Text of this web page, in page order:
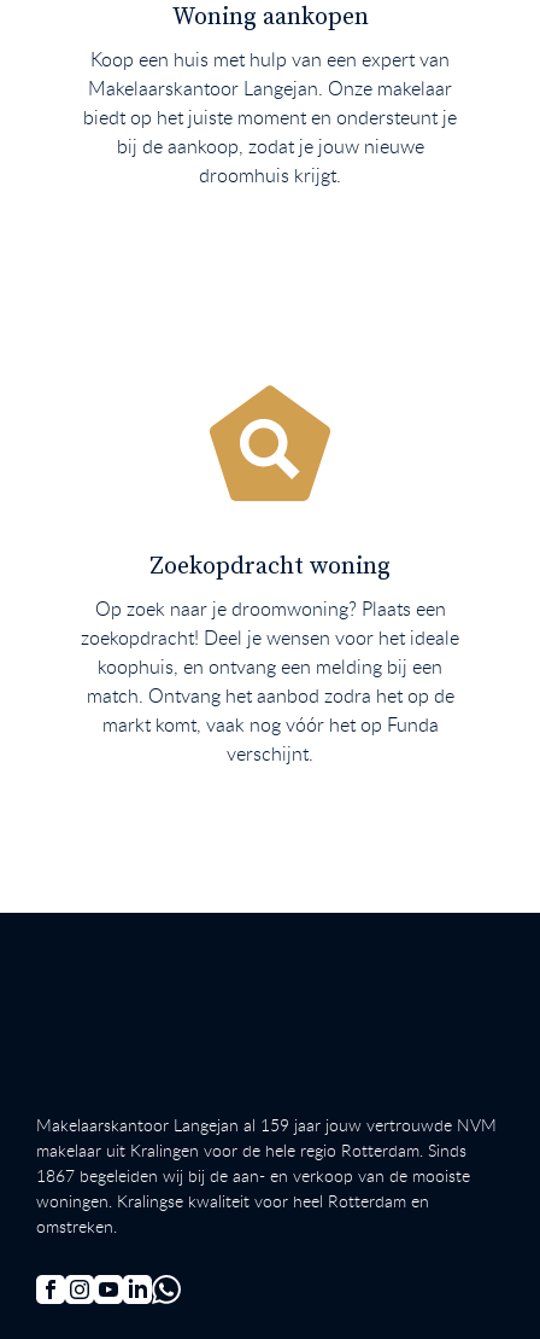
Woning aankopen
Koop een huis met hulp van een expert van
Makelaarskantoor Langejan. Onze makelaar
biedt op het juiste moment en ondersteunt je
bij de aankoop, zodat je jouw nieuwe
droomhuis krijgt.
Zoekopdracht woning
Op zoek naar je droomwoning? Plaats een
zoekopdracht! Deel je wensen voor het ideale
koophuis, en ontvang een melding bij een
match. Ontvang het aanbod zodra het op de
markt komt, vaak nog vóór het op Funda
verschijnt.
Makelaarskantoor Langejan al 159 jaar jouw vertrouwde NVM
makelaar uit Kralingen voor de hele regio Rotterdam. Sinds
1867 begeleiden wij bij de aan- en verkoop van de mooiste
woningen. Kralingse kwaliteit voor heel Rotterdam en
omstreken.